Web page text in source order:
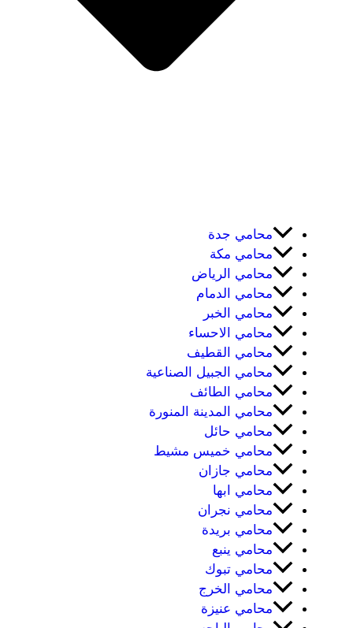
محامي جدة
محامي مكة
محامي الرياض
محامي الدمام
محامي الخبر
محامي الاحساء
محامي القطيف
محامي الجبيل الصناعية
محامي الطائف
محامي المدينة المنورة
محامي حائل
محامي خميس مشيط
محامي جازان
محامي ابها
محامي نجران
محامي بريدة
محامي ينبع
محامي تبوك
محامي الخرج
محامي عنيزة